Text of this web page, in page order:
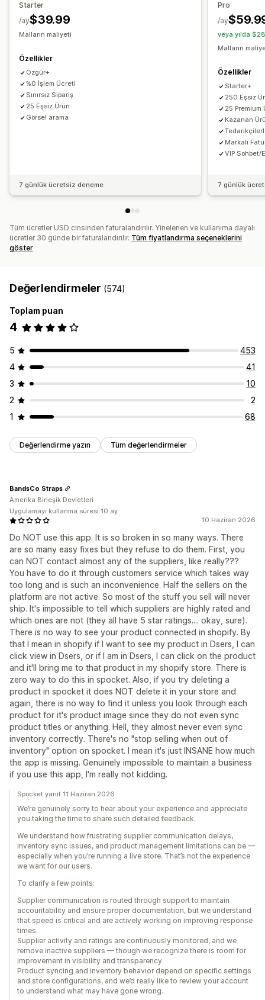
Danimarka Finlandiya
Hindistan
Hollanda
Japonya
Ev dekorasyonu
Evcil hayvan ürünleri
Duvar resimleri
Çevre dostu kargo
Global gönderim
Gerçek zamanlı güncellemeler
Her şey dahil fiyatlandırma
Sipariş takibi
Starter
$39.99
/ay
Malların maliyeti
Özellikler
Özgür+
%0 İşlem Ücreti
Sınırsız Sipariş
25 Eşsiz Ürün
Görsel arama
7 günlük ücretsiz deneme
Pro
/ay
veya yılda
Malların
Özellikler
Starter+
250 Eşsiz
25 Premium
Kazanan
Markalı
VIP Sohbet/
7 günlük
Tüm ücretler USD cinsinden faturalandırılır. Yinelenen ve kullanıma dayalı
ücretler 30 günde bir faturalandırılır. Tüm fiyatlandırma seçeneklerini
göster
Değerlendirmeler (574)
Toplam puan
4
5
453
4
41
3
10
2
2
1
68
Değerlendirme yazın Tüm değerlendirmeler
10 Haziran 2026
Do NOT use this app. It is so broken in so many ways. There
are so many easy fixes but they refuse to do them. First, you
can NOT contact almost any of the suppliers, like really???
You have to do it through customers service which takes way
too long and is such an inconvenience. Half the sellers on the
platform are not active. So most of the stuff you sell will never
ship. It's impossible to tell which suppliers are highly rated and
which ones are not (they all have 5 star ratings.... okay, sure).
There is no way to see your product connected in shopify. By
that I mean in shopify if I want to see my product in Dsers, I can
click view in Dsers, or if I am in Dsers, I can click on the product
and it'll bring me to that product in my shopify store. There is
zero way to do this in spocket. Also, if you try deleting a
product in spocket it does NOT delete it in your store and
again, there is no way to find it unless you look through each
product for it's product image since they do not even sync
product titles or anything. Hell, they almost never even sync
inventory correctly. There's no "stop selling when out of
inventory" option on spocket. I mean it's just INSANE how much
the app is missing. Genuinely impossible to maintain a business
if you use this app, I'm really not kidding.
BandsCo Straps
Amerika Birleşik Devletleri
Uygulamayı kullanma süresi:10 ay
Spocket yanıt 11 Haziran 2026
We’re genuinely sorry to hear about your experience and appreciate
you taking the time to share such detailed feedback.
We understand how frustrating supplier communication delays,
inventory sync issues, and product management limitations can be —
especially when you’re running a live store. That’s not the experience
we want for our users.
To clarify a few points:
Supplier communication is routed through support to maintain
accountability and ensure proper documentation, but we understand
that speed is critical and are actively working on improving response
times.
Supplier activity and ratings are continuously monitored, and we
remove inactive suppliers — though we recognize there is room for
improvement in visibility and transparency.
Product syncing and inventory behavior depend on specific settings
and store configurations, and we’d really like to review your account
to understand what may have gone wrong.